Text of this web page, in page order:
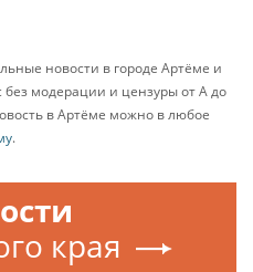
новости в городе Артёме и
без модерации и цензуры от А до
в Артёме можно в любое
.
края